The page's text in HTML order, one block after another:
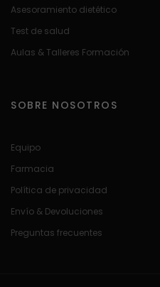
Asesoramiento dietético
Test de salud
Aulas & Talleres Formación
SOBRE NOSOTROS
Equipo
Farmacia
Política de privacidad
Envío & Devoluciones
Preguntas frecuentes